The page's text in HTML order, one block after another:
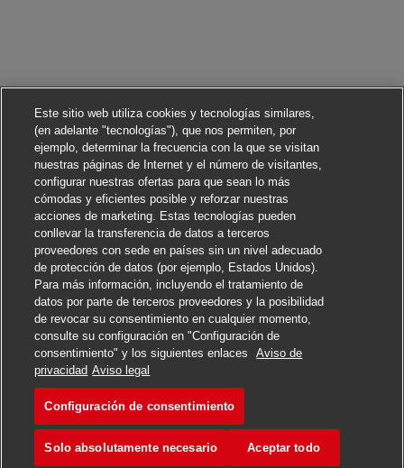
Este sitio web utiliza cookies y tecnologías similares,
(en adelante "tecnologías"), que nos permiten, por
ejemplo, determinar la frecuencia con la que se visitan
nuestras páginas de Internet y el número de visitantes,
configurar nuestras ofertas para que sean lo más
cómodas y eficientes posible y reforzar nuestras
acciones de marketing. Estas tecnologías pueden
conllevar la transferencia de datos a terceros
proveedores con sede en países sin un nivel adecuado
de protección de datos (por ejemplo, Estados Unidos).
Para más información, incluyendo el tratamiento de
datos por parte de terceros proveedores y la posibilidad
de revocar su consentimiento en cualquier momento,
consulte su configuración en "Configuración de
consentimiento" y los siguientes enlaces
Aviso de
privacidad Aviso legal
Configuración de consentimiento
Solo absolutamente necesario Aceptar todo